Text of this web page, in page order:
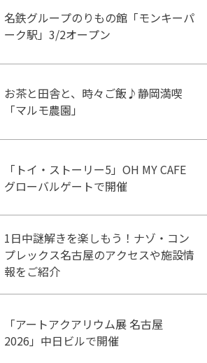
名鉄グループのりもの館「モンキーパ
ーク駅」3/2オープン
お茶と田舎と、時々ご飯♪静岡満喫
「マルモ農園」
「トイ・ストーリー5」OH MY CAFE
グローバルゲートで開催
1日中謎解きを楽しもう！ナゾ・コン
プレックス名古屋のアクセスや施設情
報をご紹介
「アートアクアリウム展 名古屋
2026」中日ビルで開催